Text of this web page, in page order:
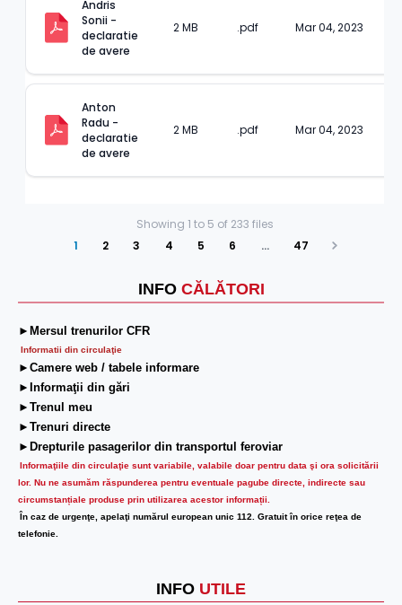
INFO CĂLĂTORI
►Mersul trenurilor CFR
Informatii din circulaţie
►Camere web / tabele informare
►Informaţii din gări
►Trenul meu
►Trenuri directe
►Drepturile pasagerilor din transportul feroviar
Informaţiile din circulaţie sunt variabile, valabile doar pentru data şi ora solicitării
lor. Nu ne asumăm răspunderea pentru eventuale pagube directe, indirecte sau
circumstanțiale produse prin utilizarea acestor informații.
În caz de urgenţe, apelaţi numărul european unic 112. Gratuit în orice reţea de
telefonie.
INFO UTILE
Andris
Sonii -
declaratie
de avere
2 MB .pdf Mar 04, 2023
Anton
Radu -
declaratie
de avere
2 MB .pdf Mar 04, 2023
Showing 1 to 5 of 233 files
1
2 3 4 5 6 … 47
Next